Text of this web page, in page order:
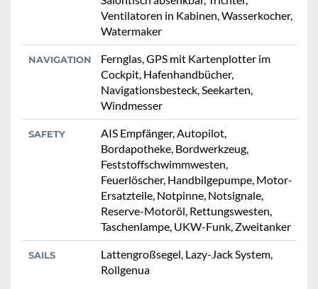
Ventilatoren in Kabinen, Wasserkocher,
Watermaker
NAVIGATION
Fernglas, GPS mit Kartenplotter im
Cockpit, Hafenhandbücher,
Navigationsbesteck, Seekarten,
Windmesser
SAFETY
AIS Empfänger, Autopilot,
Bordapotheke, Bordwerkzeug,
Feststoffschwimmwesten,
Feuerlöscher, Handbilgepumpe, Motor-
Ersatzteile, Notpinne, Notsignale,
Reserve-Motoröl, Rettungswesten,
Taschenlampe, UKW-Funk, Zweitanker
SAILS
Lattengroßsegel, Lazy-Jack System,
Rollgenua